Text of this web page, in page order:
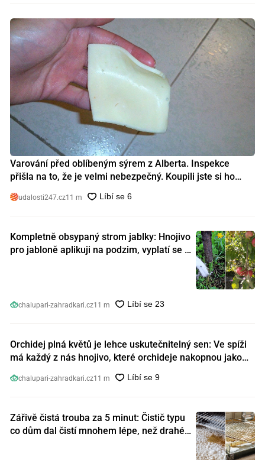
Varování před oblíbeným sýrem z Alberta. Inspekce
přišla na to, že je velmi nebezpečný. Koupili jste si ho
udalosti247.cz11 m
Kompletně obsypaný strom jablky: Hnojivo
pro jabloně aplikuji na podzim, vyplatí se s
chalupari-zahradkari.cz11 m
Orchidej plná květů je lehce uskutečnitelný sen: Ve spíži
má každý z nás hnojivo, které orchideje nakopnou jako
chalupari-zahradkari.cz11 m
Zářivě čistá trouba za 5 minut: Čistič typu
co dům dal čistí mnohem lépe, než drahé